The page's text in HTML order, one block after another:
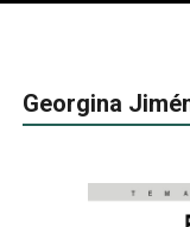
Georgina